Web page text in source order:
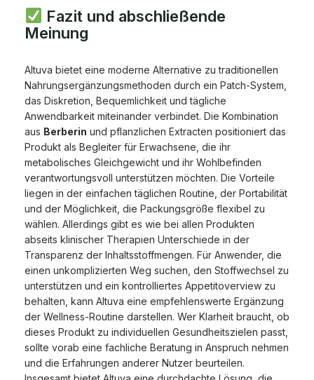
Fazit und abschließende
Meinung
Altuva bietet eine moderne Alternative zu traditionellen
Nahrungsergänzungsmethoden durch ein Patch-System,
das Diskretion, Bequemlichkeit und tägliche
Anwendbarkeit miteinander verbindet. Die Kombination
aus Berberin und pflanzlichen Extracten positioniert das
Produkt als Begleiter für Erwachsene, die ihr
metabolisches Gleichgewicht und ihr Wohlbefinden
verantwortungsvoll unterstützen möchten. Die Vorteile
liegen in der einfachen täglichen Routine, der Portabilität
und der Möglichkeit, die Packungsgröße flexibel zu
wählen. Allerdings gibt es wie bei allen Produkten
abseits klinischer Therapien Unterschiede in der
Transparenz der Inhaltsstoffmengen. Für Anwender, die
einen unkomplizierten Weg suchen, den Stoffwechsel zu
unterstützen und ein kontrolliertes Appetitoverview zu
behalten, kann Altuva eine empfehlenswerte Ergänzung
der Wellness-Routine darstellen. Wer Klarheit braucht, ob
dieses Produkt zu individuellen Gesundheitszielen passt,
sollte vorab eine fachliche Beratung in Anspruch nehmen
und die Erfahrungen anderer Nutzer beurteilen.